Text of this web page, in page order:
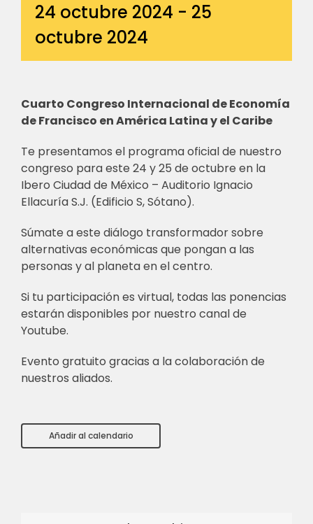
24 octubre 2024 - 25
octubre 2024
Cuarto Congreso Internacional de Economía
de Francisco en América Latina y el Caribe
Te presentamos el programa oficial de nuestro
congreso para este 24 y 25 de octubre en la
Ibero Ciudad de México – Auditorio Ignacio
Ellacuría S.J. (Edificio S, Sótano).
Súmate a este diálogo transformador sobre
alternativas económicas que pongan a las
personas y al planeta en el centro.
Si tu participación es virtual, todas las ponencias
estarán disponibles por nuestro canal de
Youtube.
Evento gratuito gracias a la colaboración de
nuestros aliados.
Añadir al calendario